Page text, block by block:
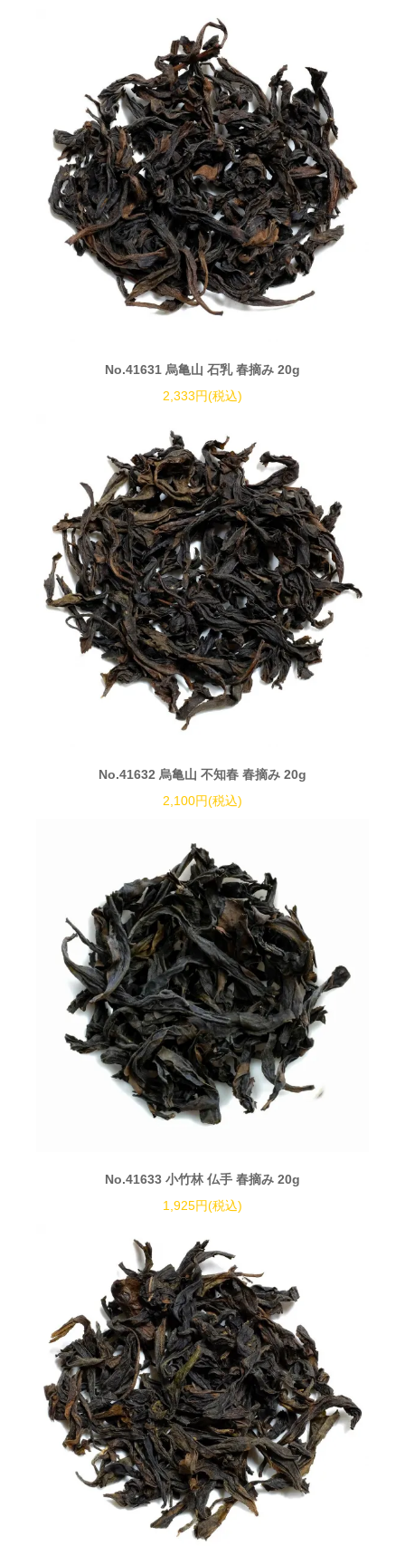
No.41631 烏亀山 石乳 春摘み 20g
2,333円(税込)
No.41632 烏亀山 不知春 春摘み 20g
2,100円(税込)
No.41633 小竹林 仏手 春摘み 20g
1,925円(税込)